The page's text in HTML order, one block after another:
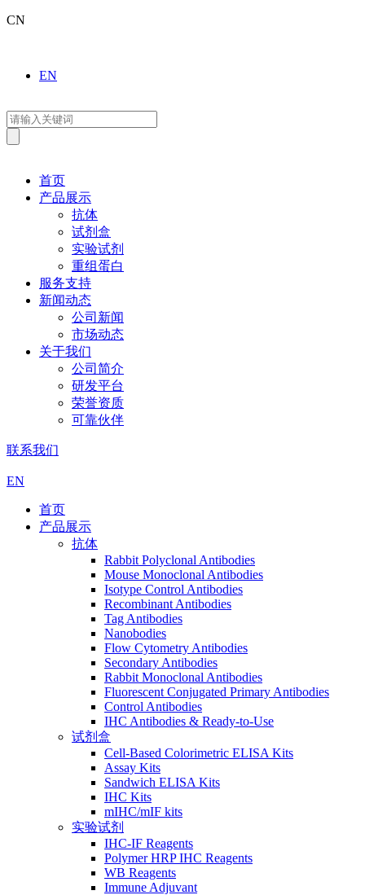
CN
EN
首页
产品展示
抗体
试剂盒
实验试剂
重组蛋白
服务支持
新闻动态
公司新闻
市场动态
关于我们
公司简介
研发平台
荣誉资质
可靠伙伴
联系我们
EN
首页
产品展示
抗体
Rabbit Polyclonal Antibodies
Mouse Monoclonal Antibodies
Isotype Control Antibodies
Recombinant Antibodies
Tag Antibodies
Nanobodies
Flow Cytometry Antibodies
Secondary Antibodies
Rabbit Monoclonal Antibodies
Fluorescent Conjugated Primary Antibodies
Control Antibodies
IHC Antibodies & Ready-to-Use
试剂盒
Cell-Based Colorimetric ELISA Kits
Assay Kits
Sandwich ELISA Kits
IHC Kits
mIHC/mIF kits
实验试剂
IHC-IF Reagents
Polymer HRP IHC Reagents
WB Reagents
Immune Adjuvant